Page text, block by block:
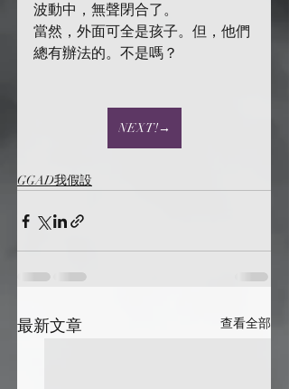
波動中，無聲閉合了。
當然，外面可全是孩子。但，他們
總有辦法的。不是嗎？
NEXT!→
GGAD我假設
最新文章 查看全部